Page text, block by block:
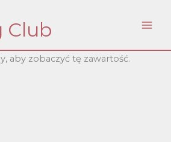
Club
aby zobaczyć tę zawartość.